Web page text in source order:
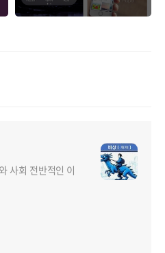
사회 전반적인 이